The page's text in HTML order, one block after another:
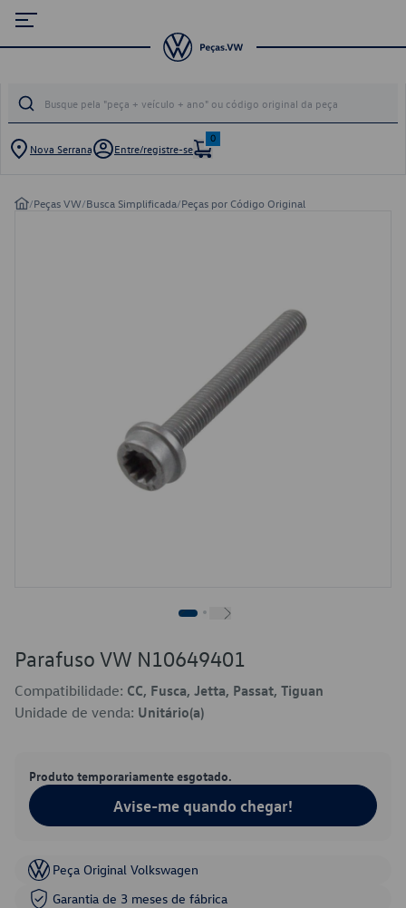
Nova Serrana Entre/registre-se
0
/Peças VW/Busca Simplificada/Peças por Código Original
Parafuso VW N10649401
Compatibilidade: CC, Fusca, Jetta, Passat, Tiguan
Unidade de venda: Unitário(a)
Produto temporariamente esgotado.
Avise-me quando chegar!
Peça Original Volkswagen
Garantia de 3 meses de fábrica